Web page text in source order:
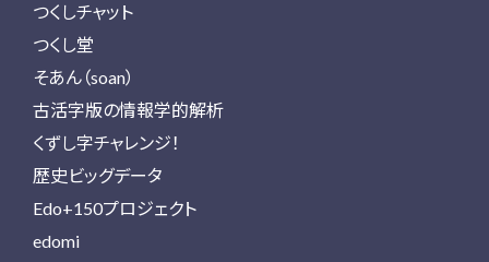
つくしチャット
つくし堂
そあん（soan）
古活字版の情報学的解析
くずし字チャレンジ！
歴史ビッグデータ
Edo+150プロジェクト
edomi